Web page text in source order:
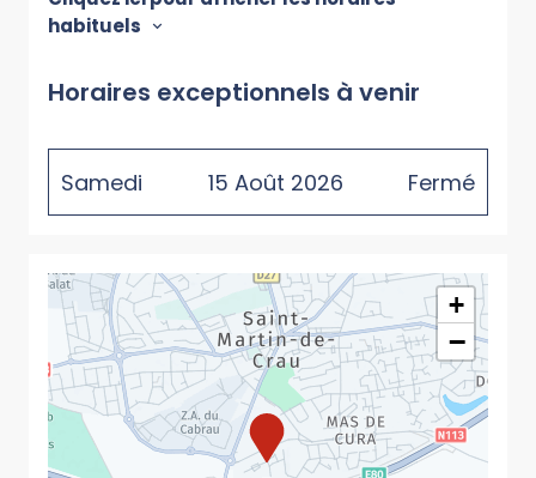
habituels
Horaires exceptionnels à venir
Samedi 15 Août 2026 Fermé
+
−